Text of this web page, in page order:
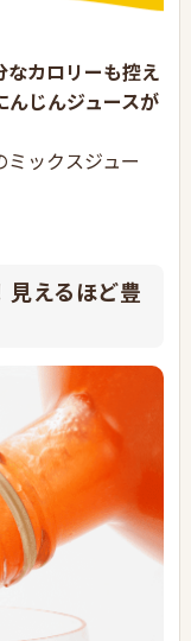
カロリーも控え
じんジュースが
ックスジュー
見えるほど豊